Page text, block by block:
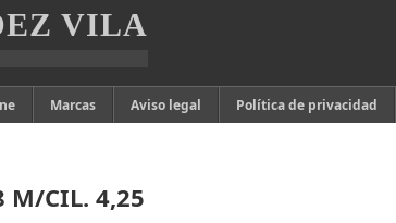
VILA
Marcas Aviso legal Política de privacidad
M/CIL. 4,25